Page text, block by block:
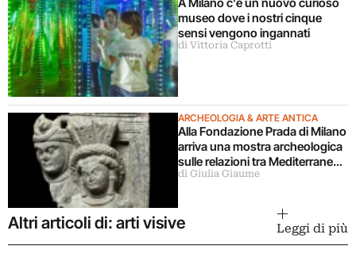
museo dove i nostri cinque
sensi vengono ingannati
di Vittoria Caprotti
ARCHEOLOGIA & ARTE ANTICA
Alla Fondazione Prada di Milano
arriva una mostra archeologica
sulle relazioni tra Mediterraneo
e Asia
di Giulia Giaume
Altri articoli di: arti visive Leggi di più